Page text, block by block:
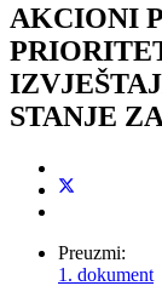
AKCIONI
STANJE
Preuzmi:
1. dokument